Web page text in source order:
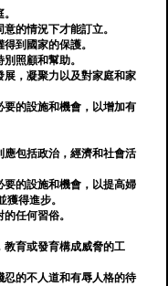
的情況下才能訂立。
到國家的保護。
照顧和幫助。
展，凝聚力以及對家庭和家
要的設施和機會，以增加有
應包括政治，經濟和社會活
要的設施和機會，以提高婦
得進步。
任何習俗。
教育或發育構成威脅的工
忍的不人道和有辱人格的待